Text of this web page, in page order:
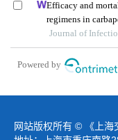
Efficacy and
regimens in
infections: a
Journal of
Powered by
网站版权所有 © 《上海